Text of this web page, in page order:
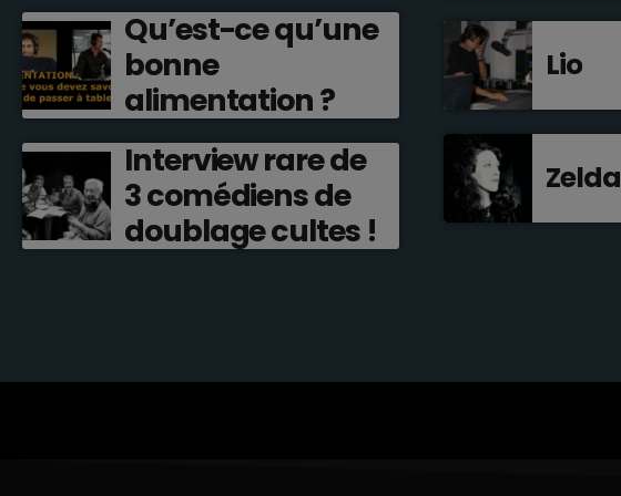
Qu’est-ce qu’une
bonne
alimentation ?
Interview rare de
3 comédiens de
doublage cultes !
Lio
Zelda